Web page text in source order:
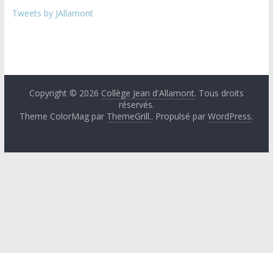
Tweets by JAllamont
Copyright © 2026 Collège Jean d'Allamont. Tous droits
réservés.
Theme ColorMag par ThemeGrill.. Propulsé parWordPress.